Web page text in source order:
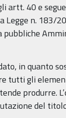
artt. 40 e
Legge n. 183/
in quanto
tutti gli
produrre.
del